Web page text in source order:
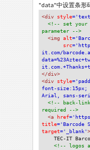
"data"中设置条形
<div style
<!-- set your
parameter -->
<img alt
src
it.com/
</div>
<div style
font-size:15px;
Arial, sans-
<!-- back-
required -->
<a href
title='Barcode
target='_blank'>
TEC-IT
<!-- logos